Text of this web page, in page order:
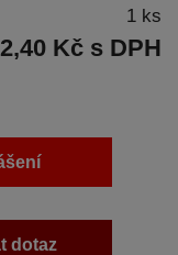
1 ks
Kč s DPH
dotaz